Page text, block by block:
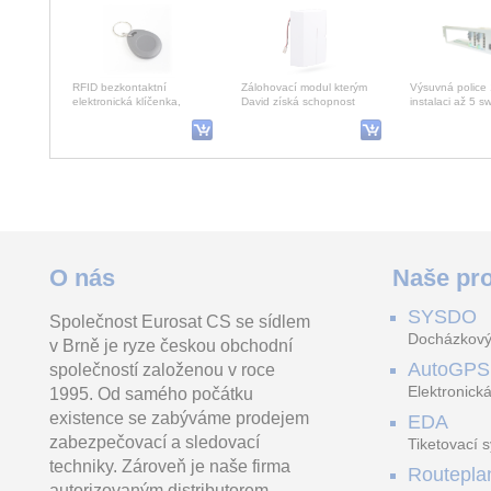
RFID bezkontaktní
elektronická klíčenka,
13,56MHz) ISO 14443-4,
Zálohovací modul kterým
David získá schopnost
hodin bez externího napá
Výsuvná police
instalaci až 5
GWN7816P jsou 48portový
velkým podn
progressive scan CM
Auto-GPS SIM
ČR Full data
O nás
Společnost Eurosat CS se sídlem
v Brně je ryze českou obchodní
společností založenou v roce
1995. Od samého počátku
existence se zabýváme prodejem
zabezpečovací a sledovací
techniky. Zároveň je naše firma
Naše
SYSDO
AutoGPS
EDA
Tiketovací